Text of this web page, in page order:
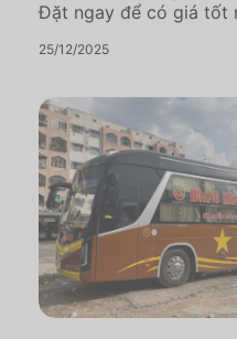
Đặt ngay để có giá tốt
25/12/2025